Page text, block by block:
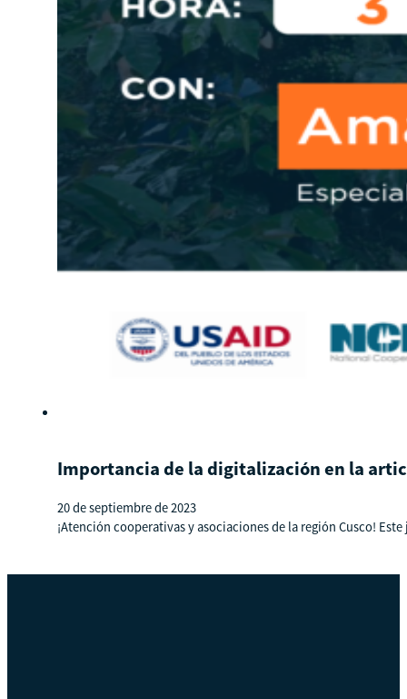
Importancia de la digitalización en la
20 de septiembre de 2023
¡Atención cooperativas y asociaciones de la región Cusco!